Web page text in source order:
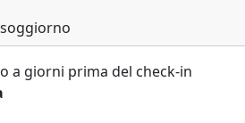
a giorni prima del check-in